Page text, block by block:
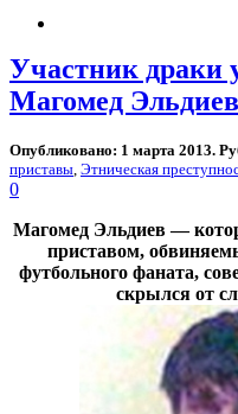
Участник драки
Магомед
Опубликовано: 1 марта 2013.
приставы Этническая
0
Магомед Эльдиев —
приставом,
футбольного фаната,
скрылся от